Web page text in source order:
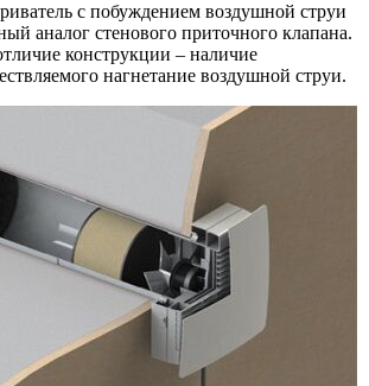
с побуждением воздушной струи
аналог стенового приточного клапана.
конструкции – наличие
нагнетание воздушной струи.